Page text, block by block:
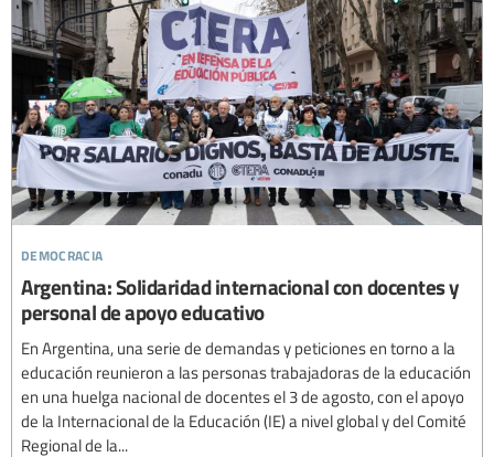
democracia
Argentina: Solidaridad internacional con docentes y
personal de apoyo educativo
En Argentina, una serie de demandas y peticiones en torno a la
educación reunieron a las personas trabajadoras de la educación
en una huelga nacional de docentes el 3 de agosto, con el apoyo
de la Internacional de la Educación (IE) a nivel global y del Comité
Regional de la...